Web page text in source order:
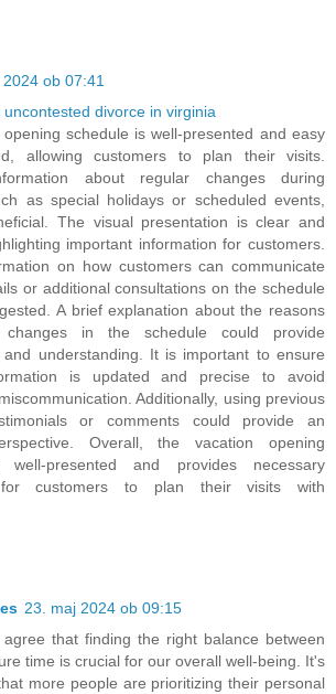
ob 07:41
divorce in virginia
schedule is well-presented and easy
allowing customers to plan their visits.
about regular changes during
as special holidays or scheduled events,
The visual presentation is clear and
important information for customers.
on how customers can communicate
or additional consultations on the schedule
A brief explanation about the reasons
in the schedule could provide
and understanding. It is important to ensure
is updated and precise to avoid
Additionally, using previous
or comments could provide an
Overall, the vacation opening
presented and provides necessary
for customers to plan their visits with
23. maj 2024 ob 09:15
that finding the right balance between
time is crucial for our overall well-being. It's
more people are prioritizing their personal